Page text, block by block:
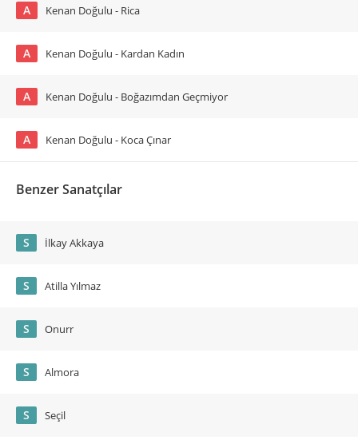
A Kenan Doğulu - Rica
A Kenan Doğulu - Kardan Kadın
A Kenan Doğulu - Boğazımdan Geçmiyor
A Kenan Doğulu - Koca Çınar
Benzer Sanatçılar
S İlkay Akkaya
S Atilla Yılmaz
S Onurr
S Almora
S Seçil